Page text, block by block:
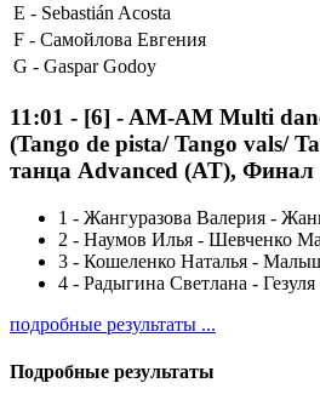
E - Sebastián Acosta
F - Самойлова Евгения
G - Gaspar Godoy
11:01 - [6] - AM-AM Multi
(Tango de pista/ Tango vals/
танца Advanced (AT), Финал
1 - Жангуразова Валерия -
2 - Наумов Илья - Шевченко
3 - Кошеленко Наталья -
4 - Радыгина Светлана -
подробные результаты ...
Подробные результаты